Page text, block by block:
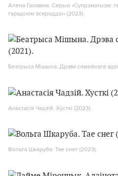
Алена Галавіна. Серыя «Супрэматызм:
гарадскім асяроддзі» (2023).
Беатрыса Мішына. Дрэва сямейнага
Анастасія Чадзій. Хусткі (2023).
Вольга Шкаруба. Тае снег (2023).